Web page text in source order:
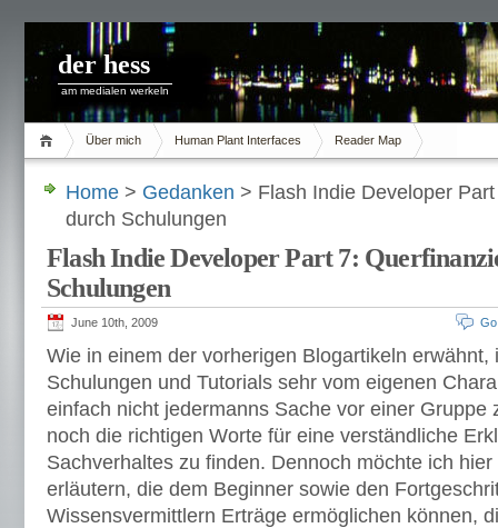
der hess
am medialen werkeln
Über mich Human Plant Interfaces Reader Map
Home > Gedanken > Flash Indie Developer
durch Schulungen
Flash Indie Developer Part 7:
Schulungen
June 10th, 2009
Wie in einem der vorherigen Blogartikeln erwähnt,
Schulungen und Tutorials sehr vom eigenen
einfach nicht jedermanns Sache vor einer Gruppe
noch die richtigen Worte für eine verständliche
Sachverhaltes zu finden. Dennoch möchte ich
erläutern, die dem Beginner sowie den
Wissensvermittlern Erträge ermöglichen können,